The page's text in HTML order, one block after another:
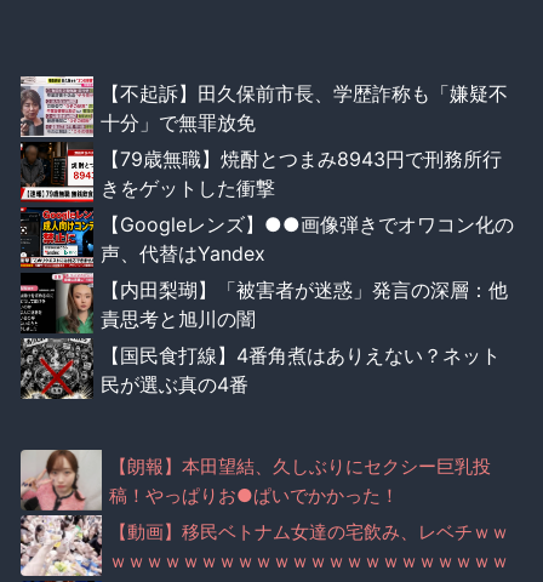
【不起訴】田久保前市長、学歴詐称も「嫌疑不
十分」で無罪放免
【79歳無職】焼酎とつまみ8943円で刑務所行
きをゲットした衝撃
【Googleレンズ】●●画像弾きでオワコン化の
声、代替はYandex
【内田梨瑚】「被害者が迷惑」発言の深層：他
責思考と旭川の闇
【国民食打線】4番角煮はありえない？ネット
民が選ぶ真の4番
【朗報】本田望結、久しぶりにセクシー巨乳投
稿！やっぱりお●ぱいでかかった！
【動画】移民ベトナム女達の宅飲み、レベチｗｗ
ｗｗｗｗｗｗｗｗｗｗｗｗｗｗｗｗｗｗｗｗｗｗ